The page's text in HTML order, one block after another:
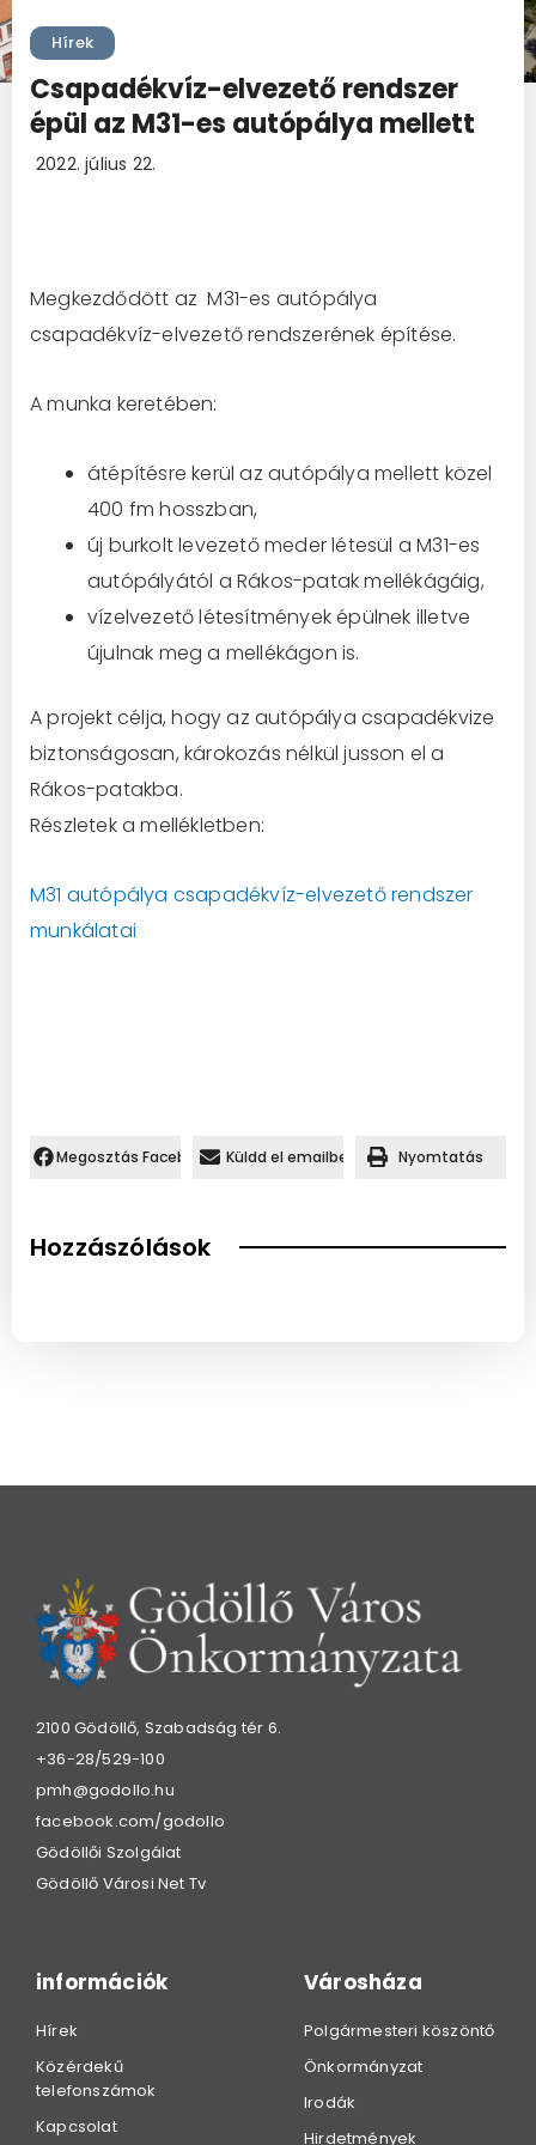
Hírek
Csapadékvíz-elvezető rendszer
épül az M31-es autópálya mellett
2022. július 22.
Megkezdődött az M31-es autópálya
csapadékvíz-elvezető rendszerének építése.
A munka keretében:
átépítésre kerül az autópálya mellett közel
400 fm hosszban,
új burkolt levezető meder létesül a M31-es
autópályától a Rákos-patak mellékágáig,
vízelvezető létesítmények épülnek illetve
újulnak meg a mellékágon is.
A projekt célja, hogy az autópálya csapadékvize
biztonságosan, károkozás nélkül jusson el a
Rákos-patakba.
Részletek a mellékletben:
M31 autópálya csapadékvíz-elvezető rendszer
munkálatai
Megosztás Facebookon.Küldd el emailben Nyomtatás
Hozzászólások
2100 Gödöllő, Szabadság tér 6.
+36-28/529-100
pmh@godollo.hu
facebook.com/godollo
Gödöllői Szolgálat
Gödöllő Városi Net Tv
információk
Hírek
Közérdekű
telefonszámok
Kapcsolat
Városháza
Polgármesteri köszöntő
Önkormányzat
Irodák
Hirdetmények